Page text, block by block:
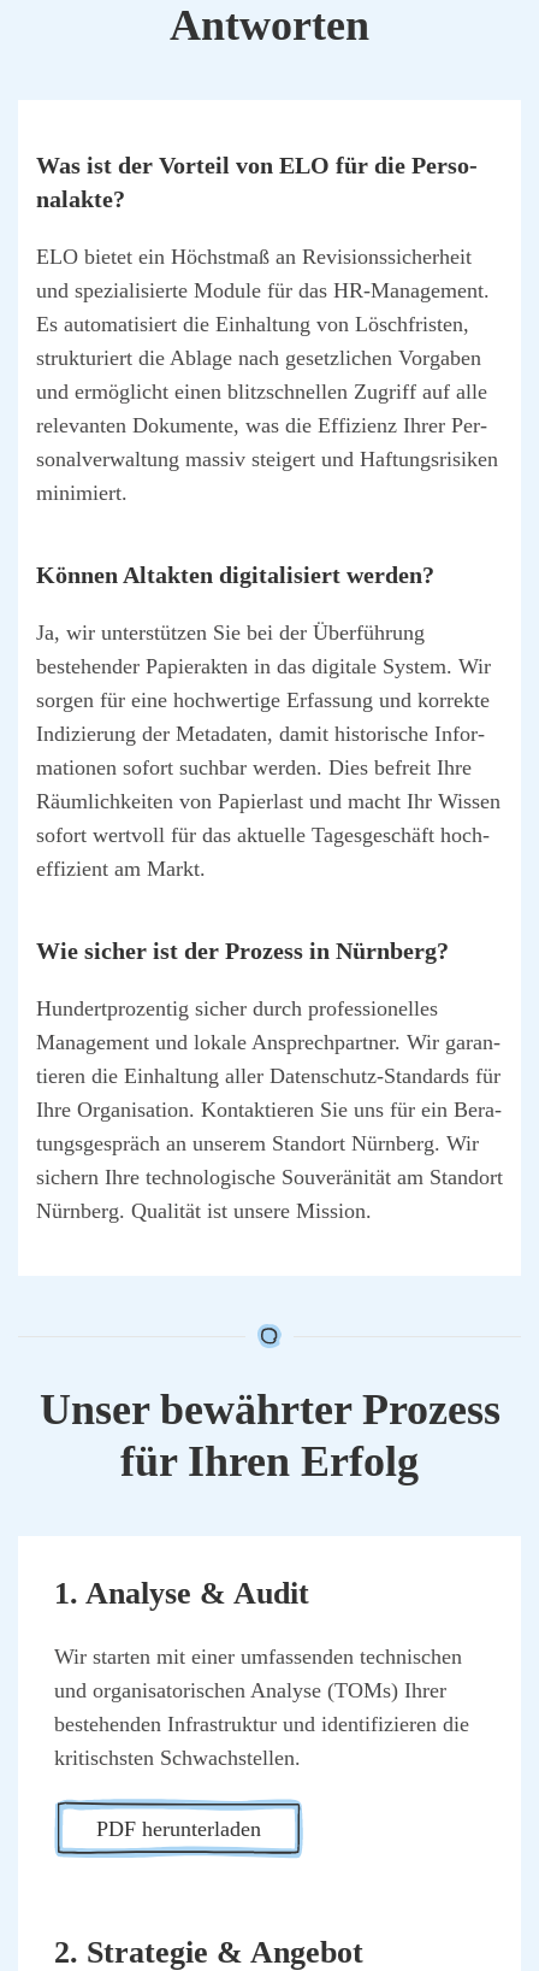
Ant­wor­ten
Was ist der Vor­teil von ELO für die Per­so­
nal­ak­te?
ELO bie­tet ein Höchst­maß an Revi­si­ons­si­cher­heit
und spe­zia­li­sier­te Modu­le für das HR-Manage­ment.
Es auto­ma­ti­siert die Ein­hal­tung von Lösch­fris­ten,
struk­tu­riert die Abla­ge nach gesetz­li­chen Vor­ga­ben
und ermög­licht einen blitz­schnel­len Zugriff auf alle
rele­van­ten Doku­men­te, was die Effi­zi­enz Ihrer Per­
so­nal­ver­wal­tung mas­siv stei­gert und Haf­tungs­ri­si­ken
mini­miert.
Kön­nen Alt­ak­ten digi­ta­li­siert wer­den?
Ja, wir unter­stüt­zen Sie bei der Über­füh­rung
bestehen­der Papier­ak­ten in das digi­ta­le Sys­tem. Wir
sor­gen für eine hoch­wer­ti­ge Erfas­sung und kor­rek­te
Indi­zie­rung der Meta­da­ten, damit his­to­ri­sche Infor­
ma­tio­nen sofort such­bar wer­den. Dies befreit Ihre
Räum­lich­kei­ten von Papier­last und macht Ihr Wis­sen
sofort wert­voll für das aktu­el­le Tages­ge­schäft hoch­
ef­fi­zi­ent am Markt.
Wie sicher ist der Pro­zess in Nürn­berg?
Hun­dert­pro­zen­tig sicher durch pro­fes­sio­nel­les
Manage­ment und loka­le Ansprech­part­ner. Wir garan­
tie­ren die Ein­hal­tung aller Daten­schutz-Stan­dards für
Ihre Orga­ni­sa­ti­on. Kon­tak­tie­ren Sie uns für ein Bera­
tungs­ge­spräch an unse­rem Stand­ort Nürn­berg. Wir
sichern Ihre tech­no­lo­gi­sche Sou­ve­rä­ni­tät am Stand­ort
Nürn­berg. Qua­li­tät ist unse­re Mis­si­on.
Unser bewähr­ter Pro­zess
für Ihren Erfolg
1. Ana­ly­se & Audit
Wir star­ten mit einer umfas­sen­den tech­ni­schen
und orga­ni­sa­to­ri­schen Ana­ly­se (TOMs) Ihrer
bestehen­den Infra­struk­tur und iden­ti­fi­zie­ren die
kri­tischs­ten Schwach­stel­len.
PDF her­un­ter­la­den
2. Stra­te­gie & Ange­bot